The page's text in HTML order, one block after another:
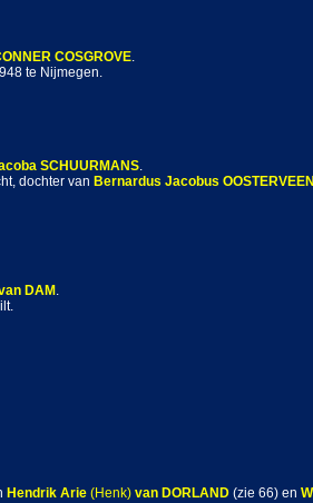
COSGROVE.
te Nijmegen.
SCHUURMANS.
dochter van Bernardus Jacobus OOSTERVEEN
DAM .
Hendrik Arie (Henk) van DORLAND (zie 66) en